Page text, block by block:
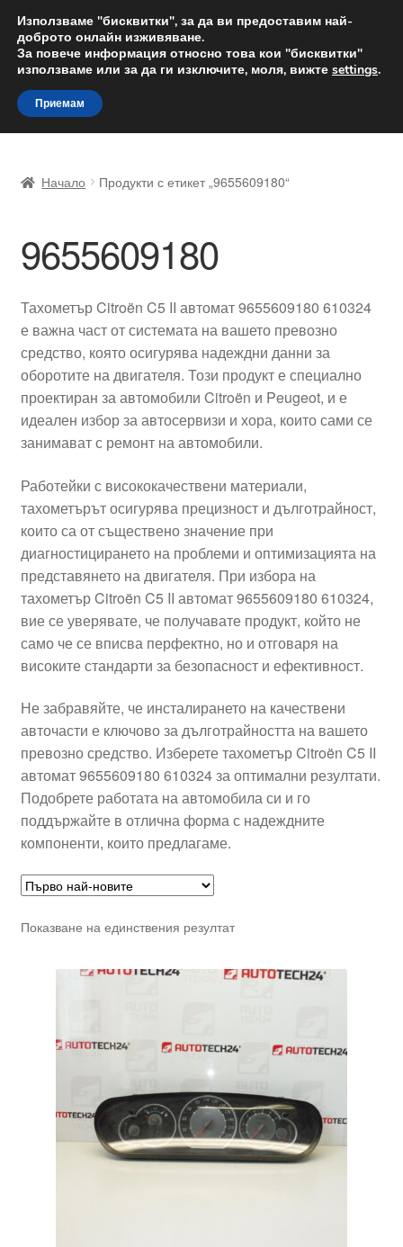
ДОСТАВКА от 12 лв.
Доставка по целия свят
Skip
to
navigation
Skip
to
content
Доставка по целия свят
Жалби
Количка
Контакт
Моята сметка
Плащанията
Политика за поверителност
Правила и условия
Процедура за рекламации
Разгледайте
Транспорт
Начало Продукти с етикет „9655609180“
9655609180
Тахометър Citroën C5 II автомат 9655609180 610324
е важна част от системата на вашето превозно
средство, която осигурява надеждни данни за
оборотите на двигателя. Този продукт е специално
проектиран за автомобили Citroën и Peugeot, и е
идеален избор за автосервизи и хора, които сами се
занимават с ремонт на автомобили.
Работейки с висококачествени материали,
тахометърът осигурява прецизност и дълготрайност,
които са от съществено значение при
диагностицирането на проблеми и оптимизацията на
представянето на двигателя. При избора на
тахометър Citroën C5 II автомат 9655609180 610324,
вие се уверявате, че получавате продукт, който не
само че се вписва перфектно, но и отговаря на
високите стандарти за безопасност и ефективност.
Не забравяйте, че инсталирането на качествени
авточасти е ключово за дълготрайността на вашето
превозно средство. Изберете тахометър Citroën C5 II
автомат 9655609180 610324 за оптимални резултати.
Подобрете работата на автомобила си и го
поддържайте в отлична форма с надеждните
компоненти, които предлагаме.
Показване на единствения резултат
Използваме "бисквитки", за да ви предоставим най-
доброто онлайн изживяване.
За повече информация относно това кои "бисквитки"
използваме или за да ги изключите, моля, вижте settings.
Приемам